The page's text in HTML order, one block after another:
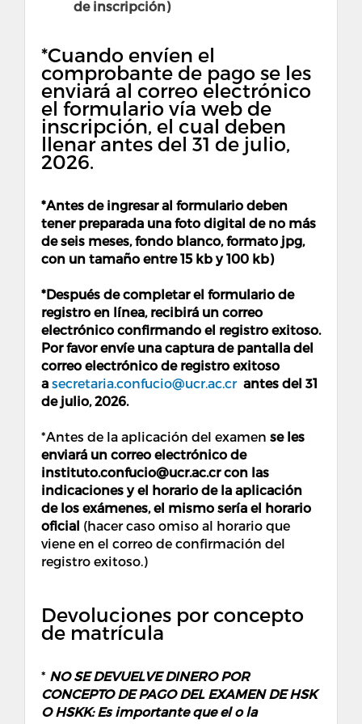
de inscripción)
*Cuando envíen el
comprobante de pago se les
enviará al correo electrónico
el formulario vía web de
inscripción, el cual deben
llenar antes del 31 de julio,
2026.
*Antes de ingresar al formulario deben
tener preparada una foto digital de no más
de seis meses, fondo blanco, formato jpg,
con un tamaño entre 15 kb y 100 kb)
*Después de completar el formulario de
registro en línea, recibirá un correo
electrónico confirmando el registro exitoso.
Por favor envíe una captura de pantalla del
correo electrónico de registro exitoso
a secretaria.confucio@ucr.ac.cr antes del 31
de julio, 2026.
*Antes de la aplicación del examen se les
enviará un correo electrónico de
instituto.confucio@ucr.ac.cr con las
indicaciones y el horario de la aplicación
de los exámenes, el mismo sería el horario
oficial (hacer caso omiso al horario que
viene en el correo de confirmación del
registro exitoso.)
Devoluciones por concepto
de matrícula
* NO SE DEVUELVE DINERO POR
CONCEPTO DE PAGO DEL EXAMEN DE HSK
O HSKK: Es importante que el o la